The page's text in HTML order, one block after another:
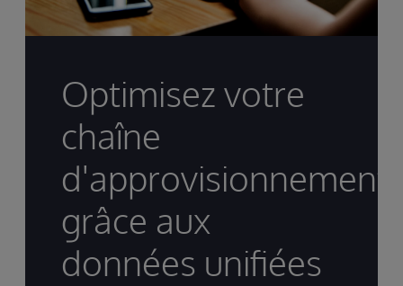
Optimisez votre
chaîne
d'approvisionnement
grâce aux
données unifiées